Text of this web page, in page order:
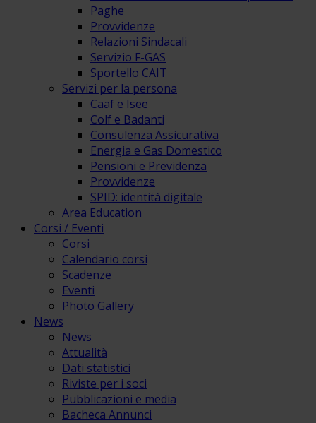
Paghe
Provvidenze
Relazioni Sindacali
Servizio F-GAS
Sportello CAIT
Servizi per la persona
Caaf e Isee
Colf e Badanti
Consulenza Assicurativa
Energia e Gas Domestico
Pensioni e Previdenza
Provvidenze
SPID: identità digitale
Area Education
Corsi / Eventi
Corsi
Calendario corsi
Scadenze
Eventi
Photo Gallery
News
News
Attualità
Dati statistici
Riviste per i soci
Pubblicazioni e media
Bacheca Annunci